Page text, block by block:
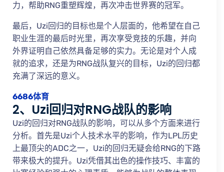
力，帮助RNG重塑辉煌，再次冲击世界赛的冠军。
最后，Uzi回归的目标也是个人层面的，他希望在自己
职业生涯的最后时光里，再次享受竞技的乐趣，并向
外界证明自己依然具备足够的实力。无论是对个人成
就的追求，还是为RNG战队复兴的目标，Uzi的回归都
充满了深远的意义。
6686体育
2、Uzi回归对RNG战队的影响
Uzi的回归对RNG战队的影响，可以从多个方面来进行
分析。首先是Uzi个人技术水平的影响，作为LPL历史
上最顶尖的ADC之一，Uzi的回归无疑会给RNG的下路
带来极大的提升。Uzi凭借其出色的操作技巧、丰富的